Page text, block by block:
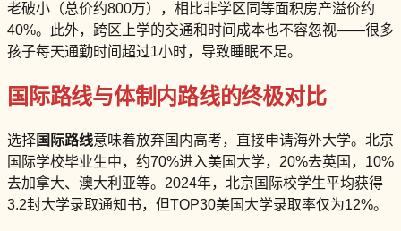
老破小（总价约800万），相比非学区同等面积房产溢价约
40%。此外，跨区上学的交通和时间成本也不容忽视——很多
孩子每天通勤时间超过1小时，导致睡眠不足。
国际路线与体制内路线的终极对比
选择国际路线意味着放弃国内高考，直接申请海外大学。北京
国际学校毕业生中，约70%进入美国大学，20%去英国，10%
去加拿大、澳大利亚等。2024年，北京国际校学生平均获得
3.2封大学录取通知书，但TOP30美国大学录取率仅为12%。